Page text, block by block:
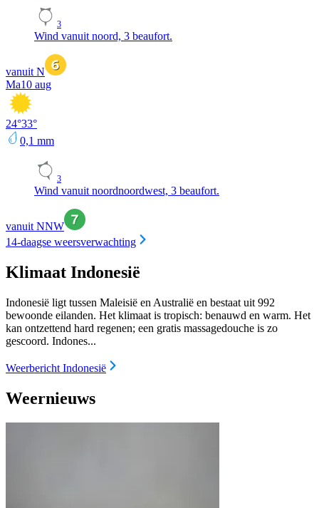
3
Wind vanuit noord, 3 beaufort.
vanuit N
Ma10 aug
24°33°
0,1 mm
3
Wind vanuit noordnoordwest, 3 beaufort.
vanuit NNW
14-daagse weersverwachting
Klimaat Indonesië
Indonesië ligt tussen Maleisië en Australië en bestaat uit 992
bewoonde eilanden. Het klimaat is tropisch: benauwd en warm. Het
kan ontzettend hard regenen; een gratis massagedouche is zo
gescoord. Indones...
Weerbericht Indonesië
Weernieuws